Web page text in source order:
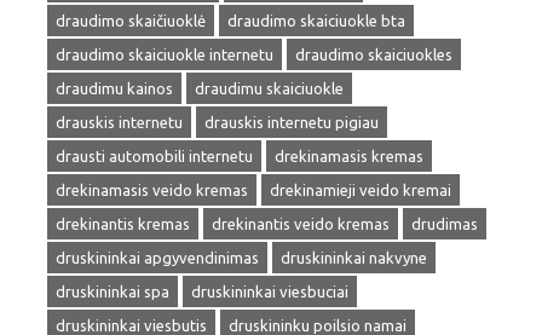
draudimo skaičiuoklė
draudimo skaiciuokle bta
draudimo skaiciuokle internetu
draudimo skaiciuokles
draudimu kainos
draudimu skaiciuokle
drauskis internetu
drauskis internetu pigiau
drausti automobili internetu
drekinamasis kremas
drekinamasis veido kremas
drekinamieji veido kremai
drekinantis kremas
drekinantis veido kremas
drudimas
druskininkai apgyvendinimas
druskininkai nakvyne
druskininkai spa
druskininkai viesbuciai
druskininkai viesbutis
druskininku poilsio namai